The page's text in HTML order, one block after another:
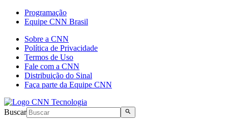
Programação
Equipe CNN Brasil
Sobre a CNN
Política de Privacidade
Termos de Uso
Fale com a CNN
Distribuição do Sinal
Faça parte da Equipe CNN
Buscar